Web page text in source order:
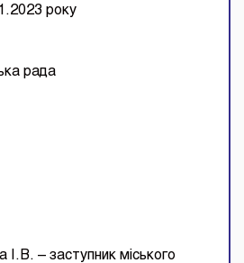
року
рада
І.В. – заступник міського